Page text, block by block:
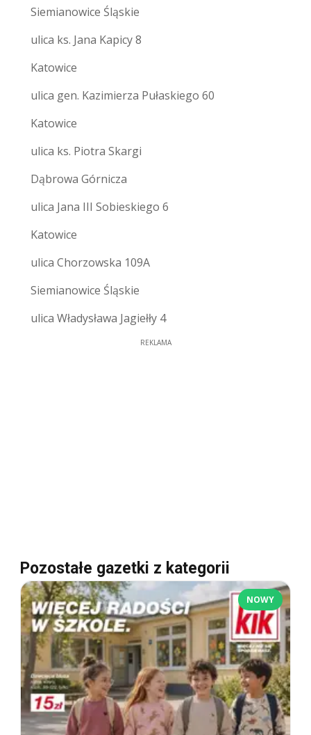
Siemianowice Śląskie
ulica ks. Jana Kapicy 8
Katowice
ulica gen. Kazimierza Pułaskiego 60
Katowice
ulica ks. Piotra Skargi
Dąbrowa Górnicza
ulica Jana III Sobieskiego 6
Katowice
ulica Chorzowska 109A
Siemianowice Śląskie
ulica Władysława Jagiełły 4
REKLAMA
Pozostałe gazetki z kategorii
NOWY